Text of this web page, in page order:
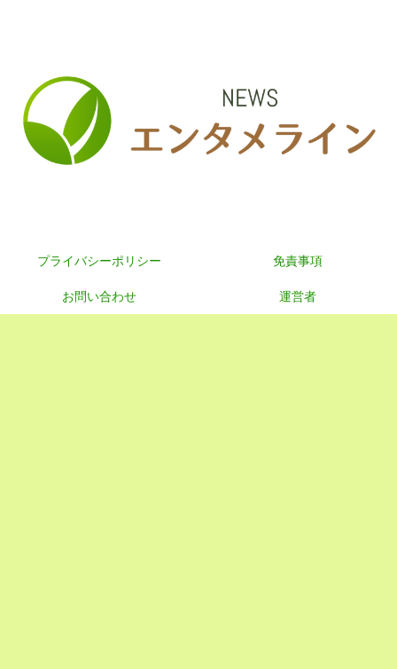
プライバシーポリシー 免責事項
お問い合わせ 運営者